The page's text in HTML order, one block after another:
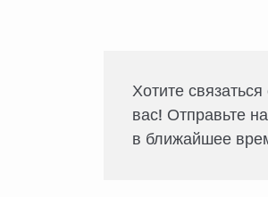
Хотите
вас! Отправьте
в ближайшее